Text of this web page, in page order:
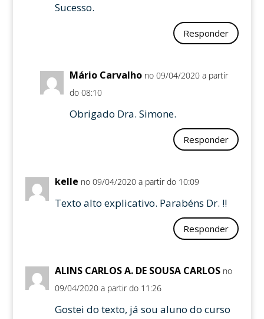
Sucesso.
Responder
Mário Carvalho no 09/04/2020 a partir
do 08:10
Obrigado Dra. Simone.
Responder
kelle no 09/04/2020 a partir do 10:09
Texto alto explicativo. Parabéns Dr. !!
Responder
ALINS CARLOS A. DE SOUSA CARLOS no
09/04/2020 a partir do 11:26
Gostei do texto, já sou aluno do curso